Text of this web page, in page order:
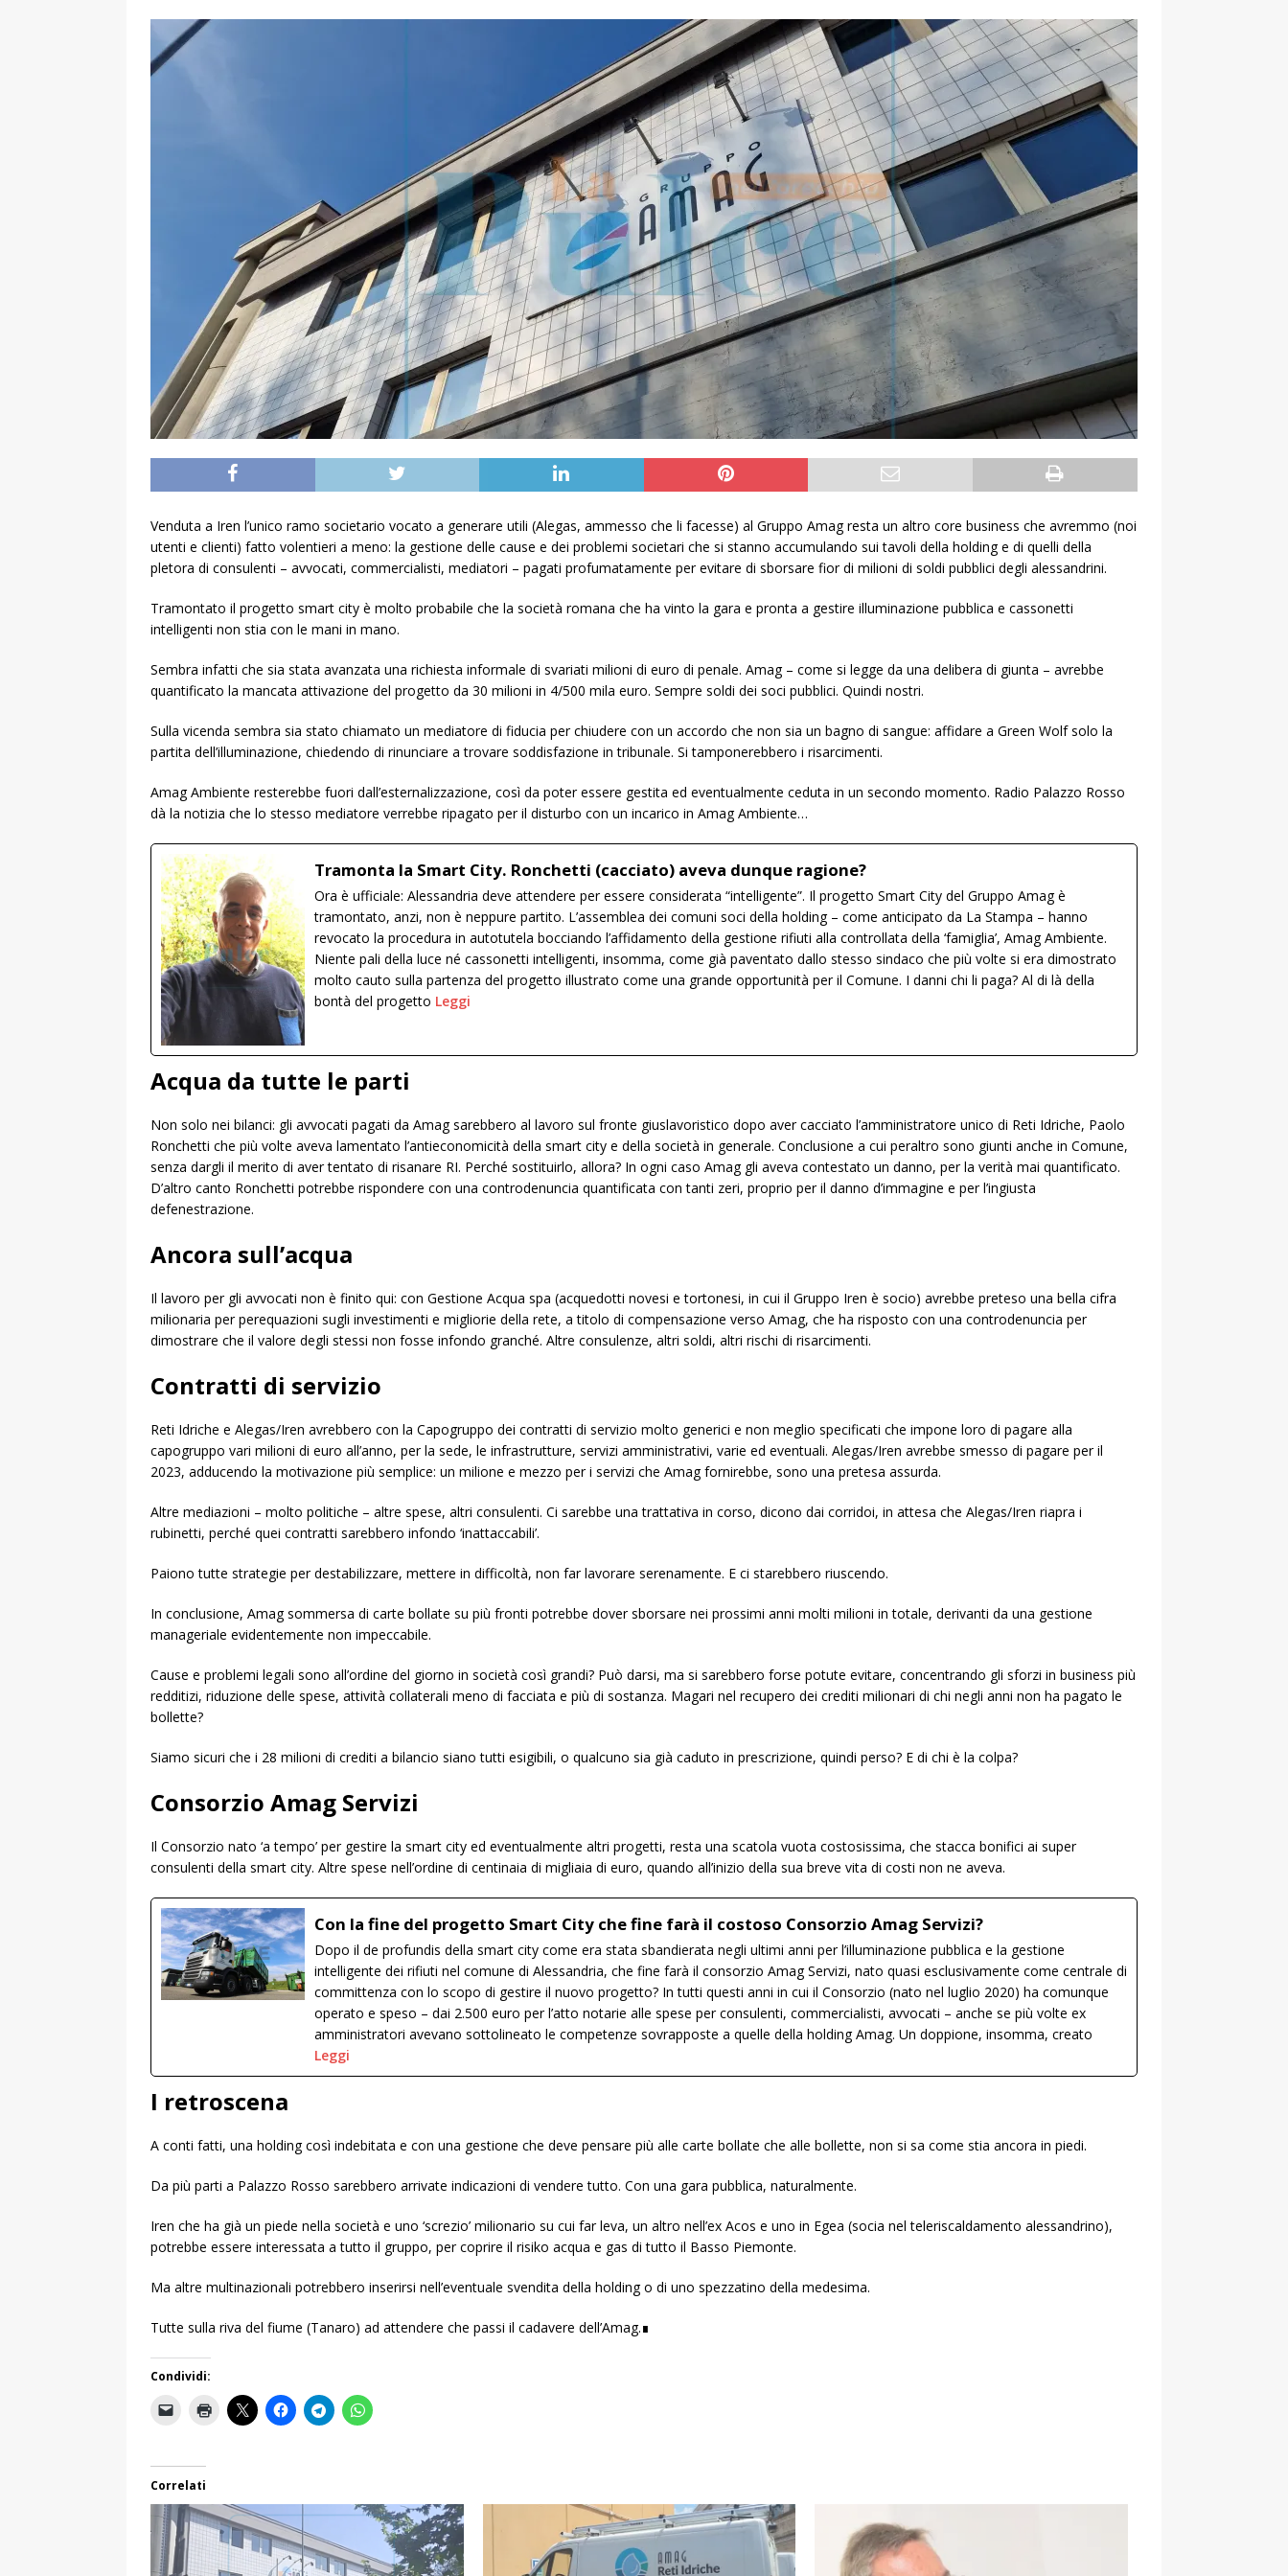
Venduta a Iren l’unico ramo societario vocato a generare utili (Alegas, ammesso che li facesse) al Gruppo Amag resta un altro core business che avremmo (noi
utenti e clienti) fatto volentieri a meno: la gestione delle cause e dei problemi societari che si stanno accumulando sui tavoli della holding e di quelli della
pletora di consulenti – avvocati, commercialisti, mediatori – pagati profumatamente per evitare di sborsare fior di milioni di soldi pubblici degli alessandrini.
Tramontato il progetto smart city è molto probabile che la società romana che ha vinto la gara e pronta a gestire illuminazione pubblica e cassonetti
intelligenti non stia con le mani in mano.
Sembra infatti che sia stata avanzata una richiesta informale di svariati milioni di euro di penale. Amag – come si legge da una delibera di giunta – avrebbe
quantificato la mancata attivazione del progetto da 30 milioni in 4/500 mila euro. Sempre soldi dei soci pubblici. Quindi nostri.
Sulla vicenda sembra sia stato chiamato un mediatore di fiducia per chiudere con un accordo che non sia un bagno di sangue: affidare a Green Wolf solo la
partita dell’illuminazione, chiedendo di rinunciare a trovare soddisfazione in tribunale. Si tamponerebbero i risarcimenti.
Amag Ambiente resterebbe fuori dall’esternalizzazione, così da poter essere gestita ed eventualmente ceduta in un secondo momento. Radio Palazzo Rosso
dà la notizia che lo stesso mediatore verrebbe ripagato per il disturbo con un incarico in Amag Ambiente…
Tramonta la Smart City. Ronchetti (cacciato) aveva dunque ragione?
Ora è ufficiale: Alessandria deve attendere per essere considerata “intelligente”. Il progetto Smart City del Gruppo Amag è
tramontato, anzi, non è neppure partito. L’assemblea dei comuni soci della holding – come anticipato da La Stampa – hanno
revocato la procedura in autotutela bocciando l’affidamento della gestione rifiuti alla controllata della ‘famiglia’, Amag Ambiente.
Niente pali della luce né cassonetti intelligenti, insomma, come già paventato dallo stesso sindaco che più volte si era dimostrato
molto cauto sulla partenza del progetto illustrato come una grande opportunità per il Comune. I danni chi li paga? Al di là della
bontà del progetto Leggi
Acqua da tutte le parti
Non solo nei bilanci: gli avvocati pagati da Amag sarebbero al lavoro sul fronte giuslavoristico dopo aver cacciato l’amministratore unico di Reti Idriche, Paolo
Ronchetti che più volte aveva lamentato l’antieconomicità della smart city e della società in generale. Conclusione a cui peraltro sono giunti anche in Comune,
senza dargli il merito di aver tentato di risanare RI. Perché sostituirlo, allora? In ogni caso Amag gli aveva contestato un danno, per la verità mai quantificato.
D’altro canto Ronchetti potrebbe rispondere con una controdenuncia quantificata con tanti zeri, proprio per il danno d’immagine e per l’ingiusta
defenestrazione.
Ancora sull’acqua
Il lavoro per gli avvocati non è finito qui: con Gestione Acqua spa (acquedotti novesi e tortonesi, in cui il Gruppo Iren è socio) avrebbe preteso una bella cifra
milionaria per perequazioni sugli investimenti e migliorie della rete, a titolo di compensazione verso Amag, che ha risposto con una controdenuncia per
dimostrare che il valore degli stessi non fosse infondo granché. Altre consulenze, altri soldi, altri rischi di risarcimenti.
Contratti di servizio
Reti Idriche e Alegas/Iren avrebbero con la Capogruppo dei contratti di servizio molto generici e non meglio specificati che impone loro di pagare alla
capogruppo vari milioni di euro all’anno, per la sede, le infrastrutture, servizi amministrativi, varie ed eventuali. Alegas/Iren avrebbe smesso di pagare per il
2023, adducendo la motivazione più semplice: un milione e mezzo per i servizi che Amag fornirebbe, sono una pretesa assurda.
Altre mediazioni – molto politiche – altre spese, altri consulenti. Ci sarebbe una trattativa in corso, dicono dai corridoi, in attesa che Alegas/Iren riapra i
rubinetti, perché quei contratti sarebbero infondo ‘inattaccabili’.
Paiono tutte strategie per destabilizzare, mettere in difficoltà, non far lavorare serenamente. E ci starebbero riuscendo.
In conclusione, Amag sommersa di carte bollate su più fronti potrebbe dover sborsare nei prossimi anni molti milioni in totale, derivanti da una gestione
manageriale evidentemente non impeccabile.
Cause e problemi legali sono all’ordine del giorno in società così grandi? Può darsi, ma si sarebbero forse potute evitare, concentrando gli sforzi in business più
redditizi, riduzione delle spese, attività collaterali meno di facciata e più di sostanza. Magari nel recupero dei crediti milionari di chi negli anni non ha pagato le
bollette?
Siamo sicuri che i 28 milioni di crediti a bilancio siano tutti esigibili, o qualcuno sia già caduto in prescrizione, quindi perso? E di chi è la colpa?
Consorzio Amag Servizi
Il Consorzio nato ‘a tempo’ per gestire la smart city ed eventualmente altri progetti, resta una scatola vuota costosissima, che stacca bonifici ai super
consulenti della smart city. Altre spese nell’ordine di centinaia di migliaia di euro, quando all’inizio della sua breve vita di costi non ne aveva.
Con la fine del progetto Smart City che fine farà il costoso Consorzio Amag Servizi?
Dopo il de profundis della smart city come era stata sbandierata negli ultimi anni per l’illuminazione pubblica e la gestione
intelligente dei rifiuti nel comune di Alessandria, che fine farà il consorzio Amag Servizi, nato quasi esclusivamente come centrale di
committenza con lo scopo di gestire il nuovo progetto? In tutti questi anni in cui il Consorzio (nato nel luglio 2020) ha comunque
operato e speso – dai 2.500 euro per l’atto notarie alle spese per consulenti, commercialisti, avvocati – anche se più volte ex
amministratori avevano sottolineato le competenze sovrapposte a quelle della holding Amag. Un doppione, insomma, creato
Leggi
I retroscena
A conti fatti, una holding così indebitata e con una gestione che deve pensare più alle carte bollate che alle bollette, non si sa come stia ancora in piedi.
Da più parti a Palazzo Rosso sarebbero arrivate indicazioni di vendere tutto. Con una gara pubblica, naturalmente.
Iren che ha già un piede nella società e uno ‘screzio’ milionario su cui far leva, un altro nell’ex Acos e uno in Egea (socia nel teleriscaldamento alessandrino),
potrebbe essere interessata a tutto il gruppo, per coprire il risiko acqua e gas di tutto il Basso Piemonte.
Ma altre multinazionali potrebbero inserirsi nell’eventuale svendita della holding o di uno spezzatino della medesima.
Tutte sulla riva del fiume (Tanaro) ad attendere che passi il cadavere dell’Amag.∎
Condividi:
Correlati